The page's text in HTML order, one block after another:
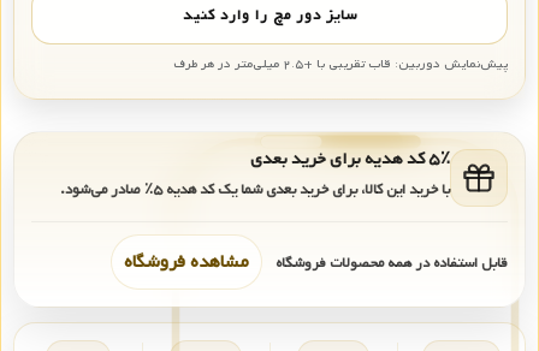
سایز دور مچ را وارد کنید
پیش‌نمایش دوربین: قاب تقریبی با +۲.۵ میلی‌متر در هر طرف
۵٪ کد هدیه برای خرید بعدی
با خرید این کالا، برای خرید بعدی شما یک کد هدیه۵٪ صادر می‌شود.
قابل استفاده در همه محصولات فروشگاه مشاهده فروشگاه